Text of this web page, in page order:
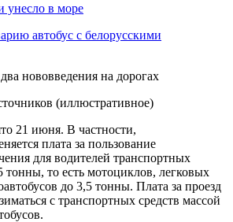
унесло в море
автобус с белорусскими
(иллюстративное)
21 июня. В частности,
плата за пользование
для водителей транспортных
тонны, то есть мотоциклов, легковых
до 3,5 тонны. Плата за проезд
с транспортных средств массой